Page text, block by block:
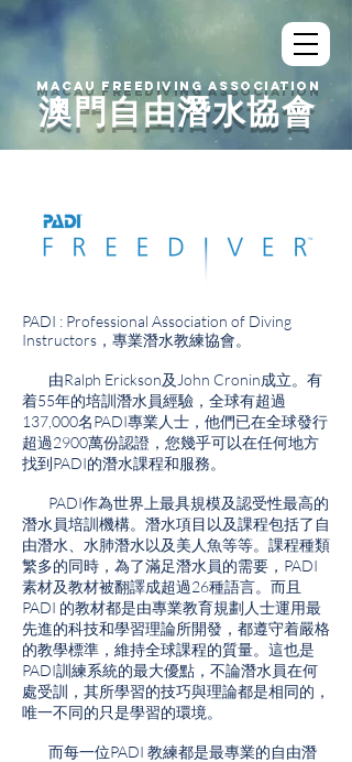
澳門自由潛水協會
MACAU FREEDIVING ASSOCIATION
PADI : Professional Association of Diving
Instructors，專業潛水教練協會。
​ 由Ralph Erickson及John Cronin成立。有
着55年的培訓潛水員經驗，全球有超過
137,000名PADI專業人士，他們已在全球發行
超過2900萬份認證，您幾乎可以在任何地方
找到PADI的潛水課程和服務。
PADI作為世界上最具規模及認受性最高的
潛水員培訓機構。潛水項目以及課程包括了自
由潛水、水肺潛水以及美人魚等等。課程種類
繁多的同時，為了滿足潛水員的需要，PADI
素材及教材被翻譯成超過26種語言。而且
PADI 的教材都是由專業教育規劃人士運用最
先進的科技和學習理論所開發，都遵守着嚴格
的教學標準，維持全球課程的質量。這也是
PADI訓練系統的最大優點，不論潛水員在何
處受訓，其所學習的技巧與理論都是相同的，
唯一不同的只是學習的環境。
而每一位PADI 教練都是最專業的自由潛